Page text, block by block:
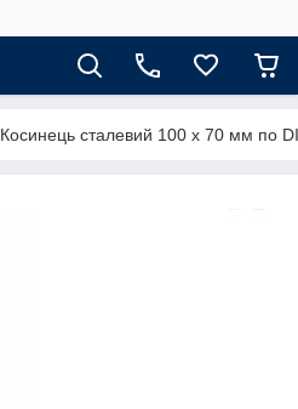
Косинець сталевий 100 х 70 мм по